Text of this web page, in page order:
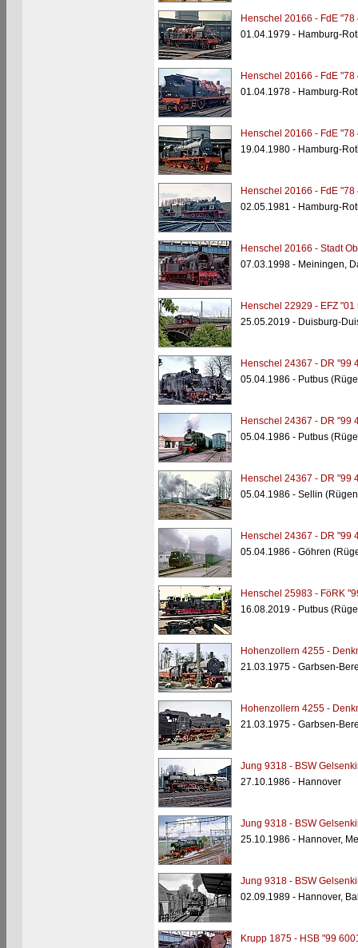
Henschel 20166 - FdE "78
01.04.1979 - Hamburg-
Henschel 20166 - FdE "78
01.04.1978 - Hamburg-
Henschel 20166 - FdE "78
19.04.1980 - Hamburg-
Henschel 20166 - FdE "78
02.05.1981 - Hamburg-
Henschel 20166 - Stadt
07.03.1998 - Meiningen,
Henschel 22929 - EFZ "01
25.05.2019 - Duisburg-
Henschel 24367 - DR "99
05.04.1986 - Putbus
Henschel 24367 - DR "99
05.04.1986 - Putbus
Henschel 24367 - DR "99
05.04.1986 - Sellin
Henschel 24367 - DR "99
05.04.1986 - Göhren
Henschel 25983 - FöRK
16.08.2019 - Putbus
Hohenzollern 4255 -
21.03.1975 - Garbsen-
Hohenzollern 4255 -
21.03.1975 - Garbsen-
Jung 9318 - BSW
27.10.1986 - Hannover
Jung 9318 - BSW
25.10.1986 - Hannover,
Jung 9318 - BSW
02.09.1989 - Hannover,
Krupp 1875 - HSB "99